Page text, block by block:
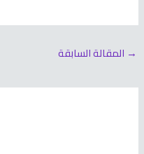
→ المقالة السابقة